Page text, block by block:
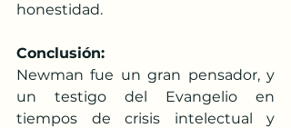
honestidad.
Conclusión:
Newman fue un gran pensador, y
un testigo del Evangelio en
tiempos de crisis intelectual y